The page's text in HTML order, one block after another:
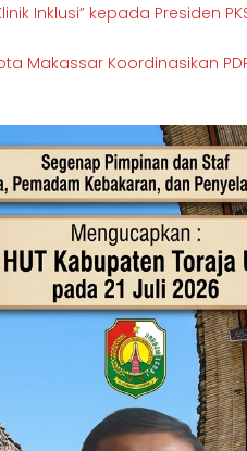
Inklusi” kepada Presiden
Makassar Koordinasikan